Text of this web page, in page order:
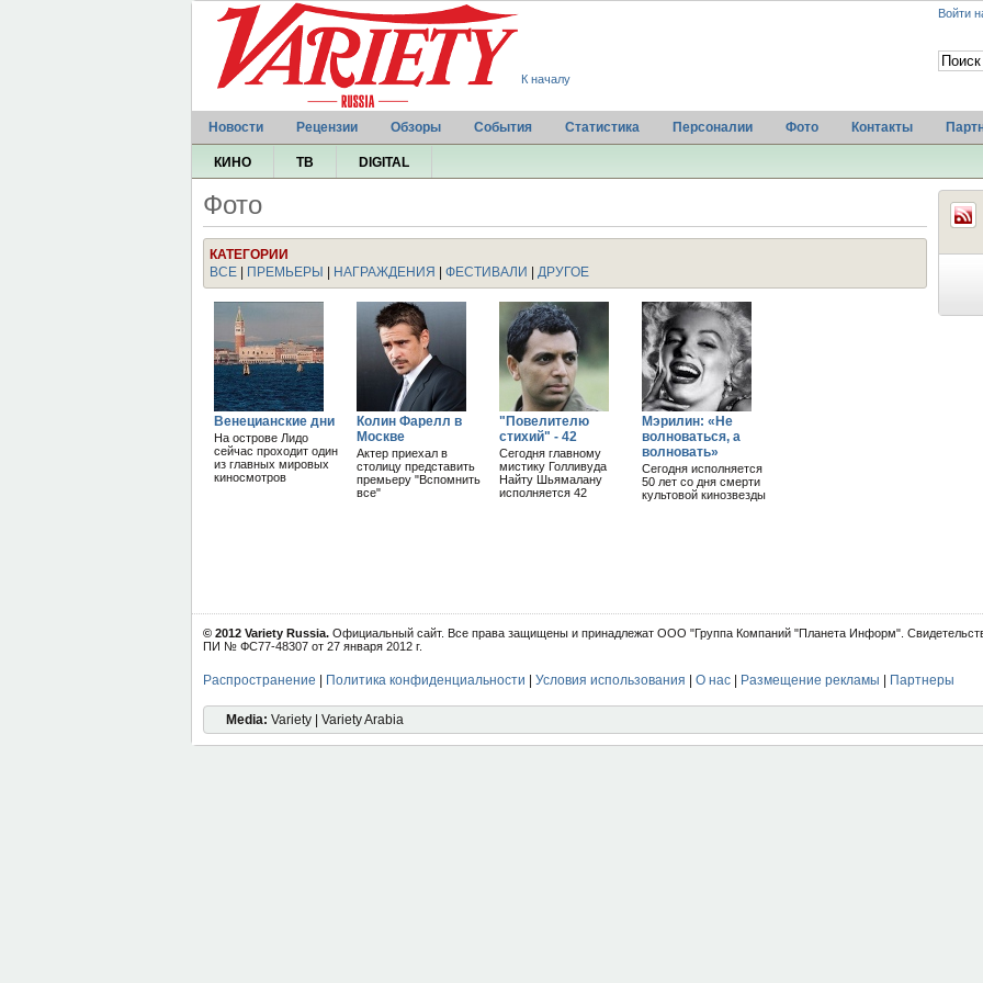
К началу
Войти
Новости Рецензии Обзоры События Статистика Персоналии Фото Контакты
КИНО ТВ DIGITAL
Фото
КАТЕГОРИИ
ВСЕ
ПРЕМЬЕРЫ НАГРАЖДЕНИЯ ФЕСТИВАЛИ ДРУГОЕ
Венецианские дни
На острове Лидо
сейчас проходит один
из главных мировых
киносмотров
Колин Фарелл в
Москве
Актер приехал в
столицу представить
премьеру "Вспомнить
все"
"Повелителю
стихий" - 42
Сегодня главному
мистику Голливуда
Найту Шьямалану
исполняется 42
Мэрилин: «Не
волноваться, а
волновать»
Сегодня исполняется
50 лет со дня смерти
культовой кинозвезды
© 2012 Variety Russia. Официальный сайт. Все права защищены и принадлежат ООО "Группа Компаний "Планета Информ".
ПИ № ФС77-48307 от 27 января 2012 г.
Распространение Политика конфиденциальности Условия использования О нас Размещение рекламы Партнеры
Media: Variety | Variety Arabia